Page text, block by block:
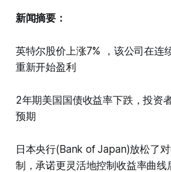
新闻摘要：
英特尔股价上涨7% ，该公司在连
重新开始盈利
2年期美国国债收益率下跌，投资
预期
日本央行(Bank of Japan)放松了
制，承诺更灵活地控制收益率曲线